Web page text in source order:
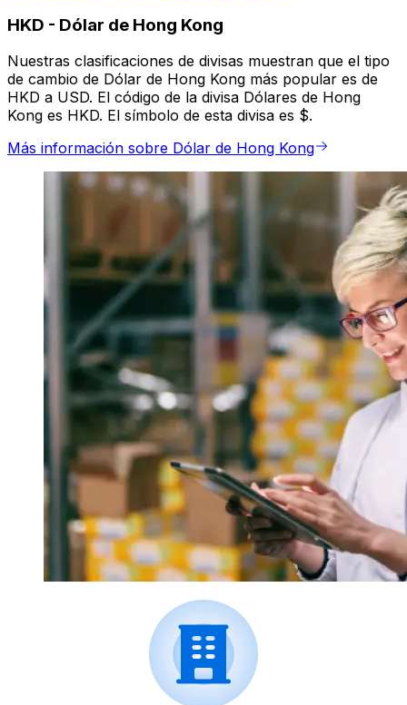
HKD - Dólar de Hong Kong
Nuestras clasificaciones de divisas muestran que el tipo
de cambio de Dólar de Hong Kong más popular es de
HKD a USD. El código de la divisa Dólares de Hong
Kong es HKD. El símbolo de esta divisa es $.
Más información sobre Dólar de Hong Kong